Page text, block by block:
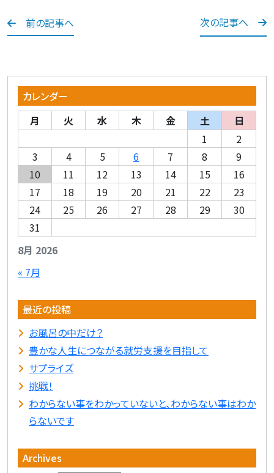
前の記事へ 次の記事へ
カレンダー
8月 2026
月 火 水 木 金 土
日
1
2
3
4 5 6 7 8
9
10
11 12 13 14 15
16
17
18 19 20 21 22
23
24
25 26 27 28 29
30
31
« 7月
最近の投稿
お風呂の中だけ？
豊かな人生につながる就労支援を目指して
サプライズ
挑戦！
わからない事をわかっていないと、わからない事はわか
らないです
Archives